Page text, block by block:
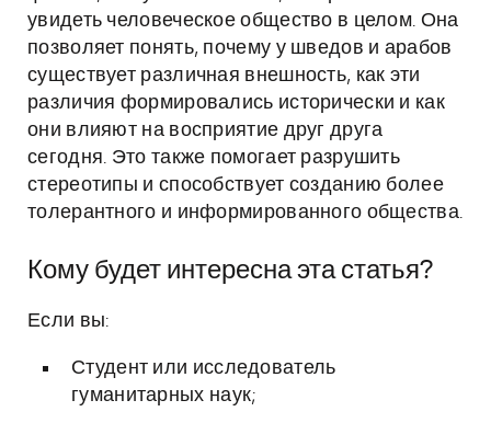
увидеть человеческое общество в целом. Она
позволяет понять, почему у шведов и арабов
существует различная внешность, как эти
различия формировались исторически и как
они влияют на восприятие друг друга
сегодня. Это также помогает разрушить
стереотипы и способствует созданию более
толерантного и информированного общества.
Кому будет интересна эта статья?
Если вы:
Студент или исследователь
гуманитарных наук;